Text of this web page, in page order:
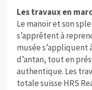
Les travaux en
Le manoir et son
s’apprêtent à
musée s’appliquent
d’antan, tout en
authentique. Les
totale suisse HRS